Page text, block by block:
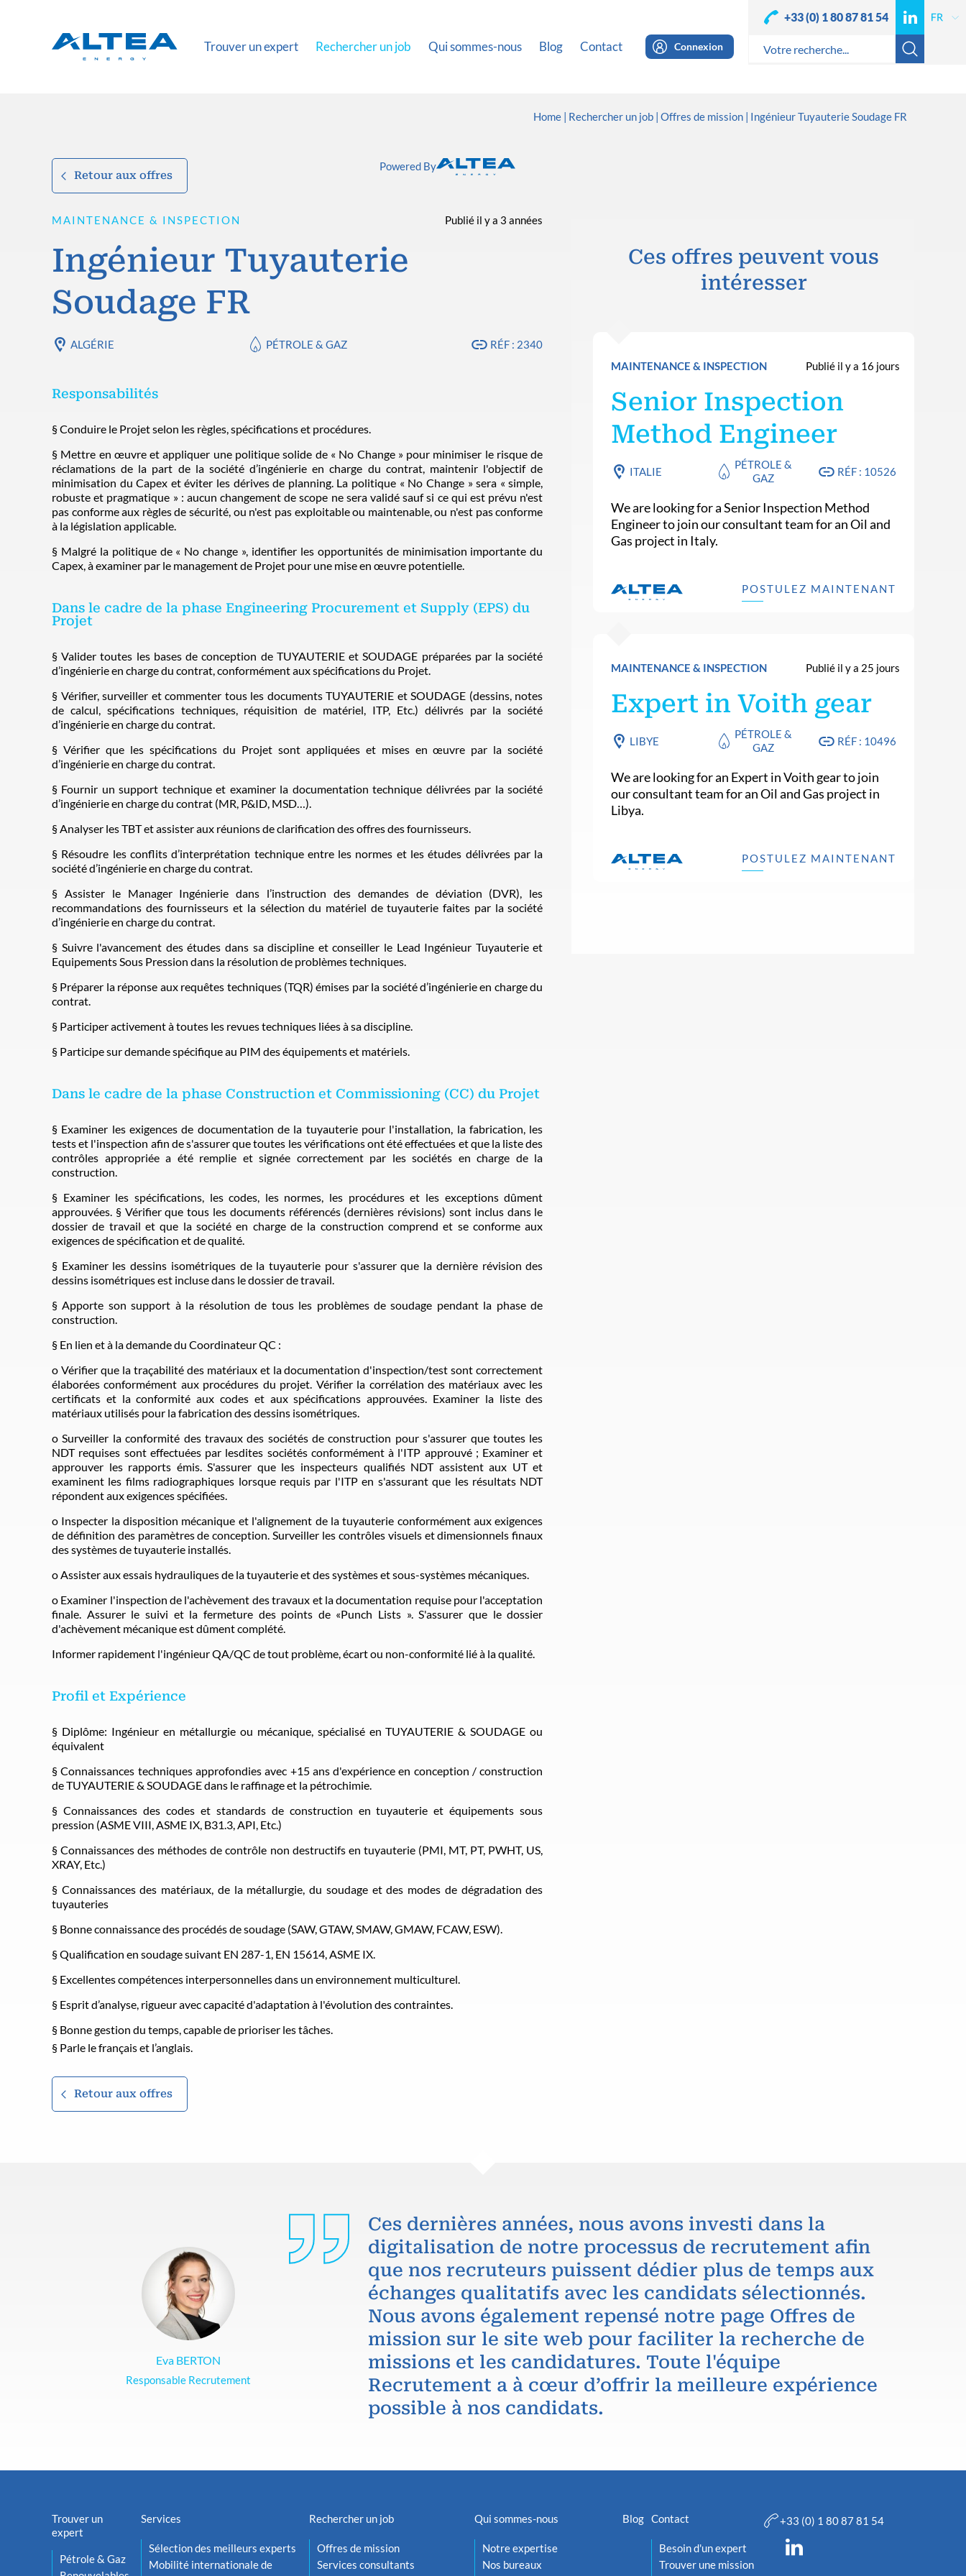
Trouver un expert Rechercher un job Qui sommes-nous Blog Contact Connexion
+33 (0) 1 80 87 81 54
Home Rechercher un job Offres de mission Ingénieur Tuyauterie Soudage FR
Retour aux offres
Powered By
MAINTENANCE & INSPECTION Publié il y a 3 années
Ingénieur Tuyauterie
Soudage FR
ALGÉRIE PÉTROLE & GAZ RÉF : 2340
Responsabilités
§ Conduire le Projet selon les règles, spécifications et procédures.
§ Mettre en œuvre et appliquer une politique solide de « No Change » pour minimiser le risque de
réclamations de la part de la société d’ingénierie en charge du contrat, maintenir l'objectif de
minimisation du Capex et éviter les dérives de planning. La politique « No Change » sera « simple,
robuste et pragmatique » : aucun changement de scope ne sera validé sauf si ce qui est prévu n'est
pas conforme aux règles de sécurité, ou n'est pas exploitable ou maintenable, ou n'est pas conforme
à la législation applicable.
§ Malgré la politique de « No change », identifier les opportunités de minimisation importante du
Capex, à examiner par le management de Projet pour une mise en œuvre potentielle.
Dans le cadre de la phase Engineering Procurement et Supply (EPS) du
Projet
§ Valider toutes les bases de conception de TUYAUTERIE et SOUDAGE préparées par la société
d’ingénierie en charge du contrat, conformément aux spécifications du Projet.
§ Vérifier, surveiller et commenter tous les documents TUYAUTERIE et SOUDAGE (dessins, notes
de calcul, spécifications techniques, réquisition de matériel, ITP, Etc.) délivrés par la société
d’ingénierie en charge du contrat.
§ Vérifier que les spécifications du Projet sont appliquées et mises en œuvre par la société
d’ingénierie en charge du contrat.
§ Fournir un support technique et examiner la documentation technique délivrées par la société
d’ingénierie en charge du contrat (MR, P&ID, MSD…).
§ Analyser les TBT et assister aux réunions de clarification des offres des fournisseurs.
§ Résoudre les conflits d’interprétation technique entre les normes et les études délivrées par la
société d’ingénierie en charge du contrat.
§ Assister le Manager Ingénierie dans l’instruction des demandes de déviation (DVR), les
recommandations des fournisseurs et la sélection du matériel de tuyauterie faites par la société
d’ingénierie en charge du contrat.
§ Suivre l'avancement des études dans sa discipline et conseiller le Lead Ingénieur Tuyauterie et
Equipements Sous Pression dans la résolution de problèmes techniques.
§ Préparer la réponse aux requêtes techniques (TQR) émises par la société d’ingénierie en charge du
contrat.
§ Participer activement à toutes les revues techniques liées à sa discipline.
§ Participe sur demande spécifique au PIM des équipements et matériels.
Dans le cadre de la phase Construction et Commissioning (CC) du Projet
§ Examiner les exigences de documentation de la tuyauterie pour l'installation, la fabrication, les
tests et l'inspection afin de s'assurer que toutes les vérifications ont été effectuées et que la liste des
contrôles appropriée a été remplie et signée correctement par les sociétés en charge de la
construction.
§ Examiner les spécifications, les codes, les normes, les procédures et les exceptions dûment
approuvées. § Vérifier que tous les documents référencés (dernières révisions) sont inclus dans le
dossier de travail et que la société en charge de la construction comprend et se conforme aux
exigences de spécification et de qualité.
§ Examiner les dessins isométriques de la tuyauterie pour s'assurer que la dernière révision des
dessins isométriques est incluse dans le dossier de travail.
§ Apporte son support à la résolution de tous les problèmes de soudage pendant la phase de
construction.
§ En lien et à la demande du Coordinateur QC :
o Vérifier que la traçabilité des matériaux et la documentation d'inspection/test sont correctement
élaborées conformément aux procédures du projet. Vérifier la corrélation des matériaux avec les
certificats et la conformité aux codes et aux spécifications approuvées. Examiner la liste des
matériaux utilisés pour la fabrication des dessins isométriques.
o Surveiller la conformité des travaux des sociétés de construction pour s'assurer que toutes les
NDT requises sont effectuées par lesdites sociétés conformément à l'ITP approuvé ; Examiner et
approuver les rapports émis. S'assurer que les inspecteurs qualifiés NDT assistent aux UT et
examinent les films radiographiques lorsque requis par l'ITP en s'assurant que les résultats NDT
répondent aux exigences spécifiées.
o Inspecter la disposition mécanique et l'alignement de la tuyauterie conformément aux exigences
de définition des paramètres de conception. Surveiller les contrôles visuels et dimensionnels finaux
des systèmes de tuyauterie installés.
o Assister aux essais hydrauliques de la tuyauterie et des systèmes et sous-systèmes mécaniques.
o Examiner l'inspection de l'achèvement des travaux et la documentation requise pour l'acceptation
finale. Assurer le suivi et la fermeture des points de «Punch Lists ». S'assurer que le dossier
d'achèvement mécanique est dûment complété.
Informer rapidement l'ingénieur QA/QC de tout problème, écart ou non-conformité lié à la qualité.
Profil et Expérience
§ Diplôme: Ingénieur en métallurgie ou mécanique, spécialisé en TUYAUTERIE & SOUDAGE ou
équivalent
§ Connaissances techniques approfondies avec +15 ans d'expérience en conception / construction
de TUYAUTERIE & SOUDAGE dans le raffinage et la pétrochimie.
§ Connaissances des codes et standards de construction en tuyauterie et équipements sous
pression (ASME VIII, ASME IX, B31.3, API, Etc.)
§ Connaissances des méthodes de contrôle non destructifs en tuyauterie (PMI, MT, PT, PWHT, US,
XRAY, Etc.)
§ Connaissances des matériaux, de la métallurgie, du soudage et des modes de dégradation des
tuyauteries
§ Bonne connaissance des procédés de soudage (SAW, GTAW, SMAW, GMAW, FCAW, ESW).
§ Qualification en soudage suivant EN 287-1, EN 15614, ASME IX.
§ Excellentes compétences interpersonnelles dans un environnement multiculturel.
§ Esprit d’analyse, rigueur avec capacité d'adaptation à l'évolution des contraintes.
§ Bonne gestion du temps, capable de prioriser les tâches.
§ Parle le français et l’anglais.
Retour aux offres
Ces offres peuvent vous
intéresser
MAINTENANCE & INSPECTION Publié il y a 16 jours
Senior Inspection
Method Engineer
ITALIE
PÉTROLE &
GAZ
RÉF : 10526
We are looking for a Senior Inspection Method
Engineer to join our consultant team for an Oil and
Gas project in Italy.
POSTULEZ MAINTENANT
MAINTENANCE & INSPECTION Publié il y a 25 jours
Expert in Voith gear
LIBYE
PÉTROLE &
GAZ
RÉF : 10496
We are looking for an Expert in Voith gear to join
our consultant team for an Oil and Gas project in
Libya.
POSTULEZ MAINTENANT
Eva BERTON
Responsable Recrutement
Ces dernières années, nous avons investi dans la
digitalisation de notre processus de recrutement afin
que nos recruteurs puissent dédier plus de temps aux
échanges qualitatifs avec les candidats sélectionnés.
Nous avons également repensé notre page Offres de
mission sur le site web pour faciliter la recherche de
missions et les candidatures. Toute l'équipe
Recrutement a à cœur d’offrir la meilleure expérience
possible à nos candidats.
Trouver un
expert
Pétrole & Gaz
Services
Sélection des meilleurs experts
Mobilité internationale de
Rechercher un job
Offres de mission
Services consultants
Qui sommes-nous
Notre expertise
Nos bureaux
Blog Contact
Besoin d'un expert
Trouver une mission
+33 (0) 1 80 87 81 54